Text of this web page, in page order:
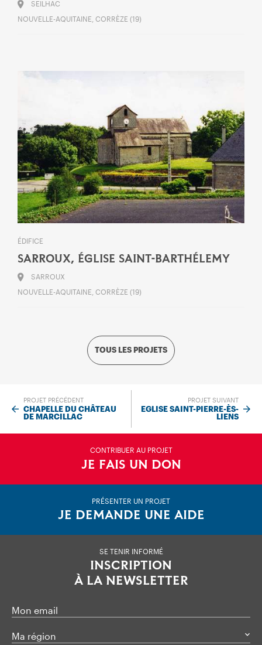
TOUS LES PROJETS
SEILHAC
NOUVELLE-AQUITAINE, CORRÈZE (19)
ÉDIFICE
SARROUX, ÉGLISE SAINT-BARTHÉLEMY
SARROUX
NOUVELLE-AQUITAINE, CORRÈZE (19)
PROJET PRÉCÉDENT
CHAPELLE DU CHÂTEAU
DE MARCILLAC
PROJET SUIVANT
EGLISE SAINT-PIERRE-ÈS-
LIENS
CONTRIBUER AU PROJET
JE FAIS UN DON
PRÉSENTER UN PROJET
JE DEMANDE UNE AIDE
SE TENIR INFORMÉ
INSCRIPTION
À LA NEWSLETTER
Mon email
Ma région